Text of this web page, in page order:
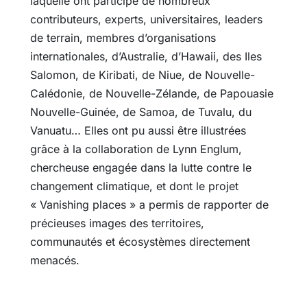
contributeurs, experts, universitaires, leaders
de terrain, membres d’organisations
internationales, d’Australie, d’Hawaii, des Iles
Salomon, de Kiribati, de Niue, de Nouvelle-
Calédonie, de Nouvelle-Zélande, de Papouasie
Nouvelle-Guinée, de Samoa, de Tuvalu, du
Vanuatu… Elles ont pu aussi être illustrées
grâce à la collaboration de Lynn Englum,
chercheuse engagée dans la lutte contre le
changement climatique, et dont le projet
« Vanishing places » a permis de rapporter de
précieuses images des territoires,
communautés et écosystèmes directement
menacés.